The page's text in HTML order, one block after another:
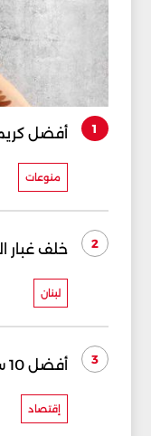
1 أفضل
منوعات
2 خلف غبار
لبنان
3 أفضل 10 سيارات مناسبة للشباب
إقتصاد